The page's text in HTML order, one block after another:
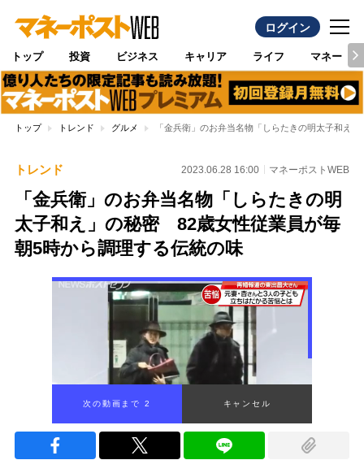
ログイン
トップ 投資 ビジネス キャリア ライフ マネー
トップ トレンド グルメ 「金兵衛」のお弁当名物「しらたきの明太子和え
トレンド 2023.06.28 16:00 マネーポストWEB
「金兵衛」のお弁当名物「しらたきの明
太子和え」の秘密 82歳女性従業員が毎
朝5時から調理する伝統の味
次の動画まで 1 キャンセル